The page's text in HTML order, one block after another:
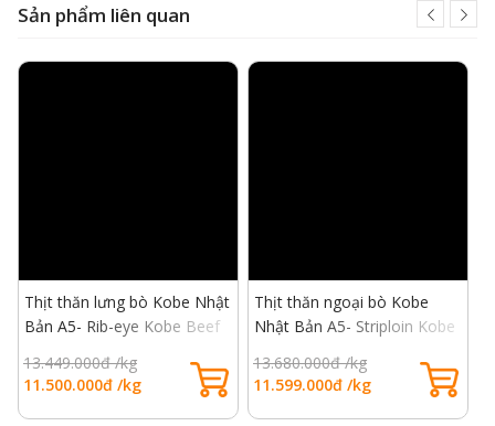
Sản phẩm liên quan
Thịt thăn lưng bò Kobe Nhật
Bản A5- Rib-eye Kobe Beef
13.449.000đ /kg
11.500.000đ /kg
Thịt thăn ngoại bò Kobe
Nhật Bản A5- Striploin Kobe
13.680.000đ /kg
11.599.000đ /kg